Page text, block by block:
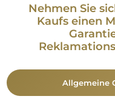
Nehmen Sie
Kaufs einen
Allgemeine